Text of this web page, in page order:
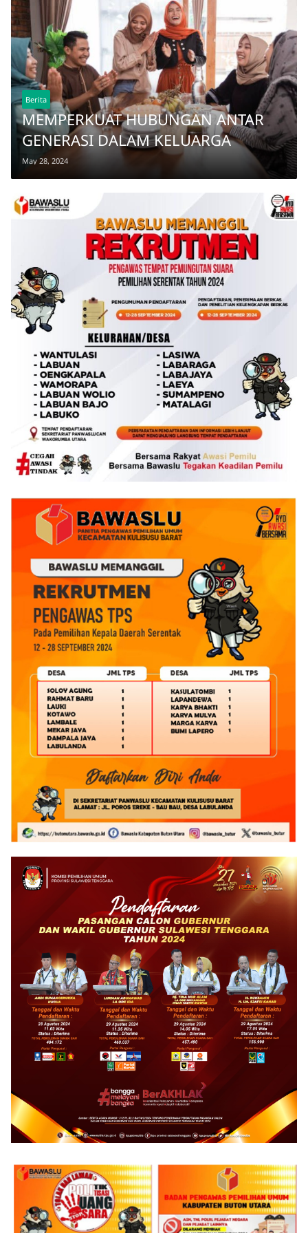
Berita
MEMPERKUAT HUBUNGAN ANTAR
GENERASI DALAM KELUARGA
May 28, 2024